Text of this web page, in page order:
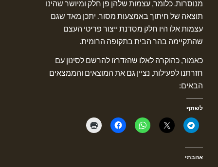
מנוסרות. כלומר, עצמות שלהן פן חלק ומיושר שהינו
תוצאה של חיתוך באמצעות מסור. יתכן מאד שגם
עצמות אלו היו חלק מסדנת ייצור פריטי העצם
שהתקיימה בהר הבית בתקופה הרומית.
כאמור, כהוקרה לאלו שהזדרזו להרשם לסינון עם
חזרתנו לפעילות, נציין גם את המוצאים והממצאים
הבאים:
לשתף
אהבתי